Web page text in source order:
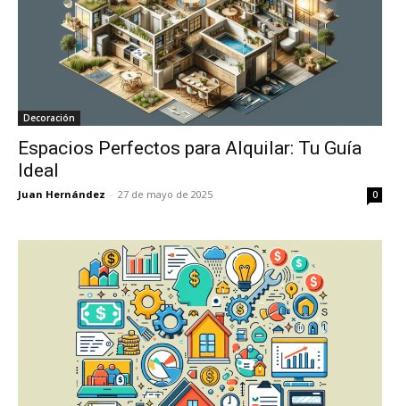
Decoración
Espacios Perfectos para Alquilar: Tu Guía
Ideal
Juan Hernández - 27 de mayo de 2025 0